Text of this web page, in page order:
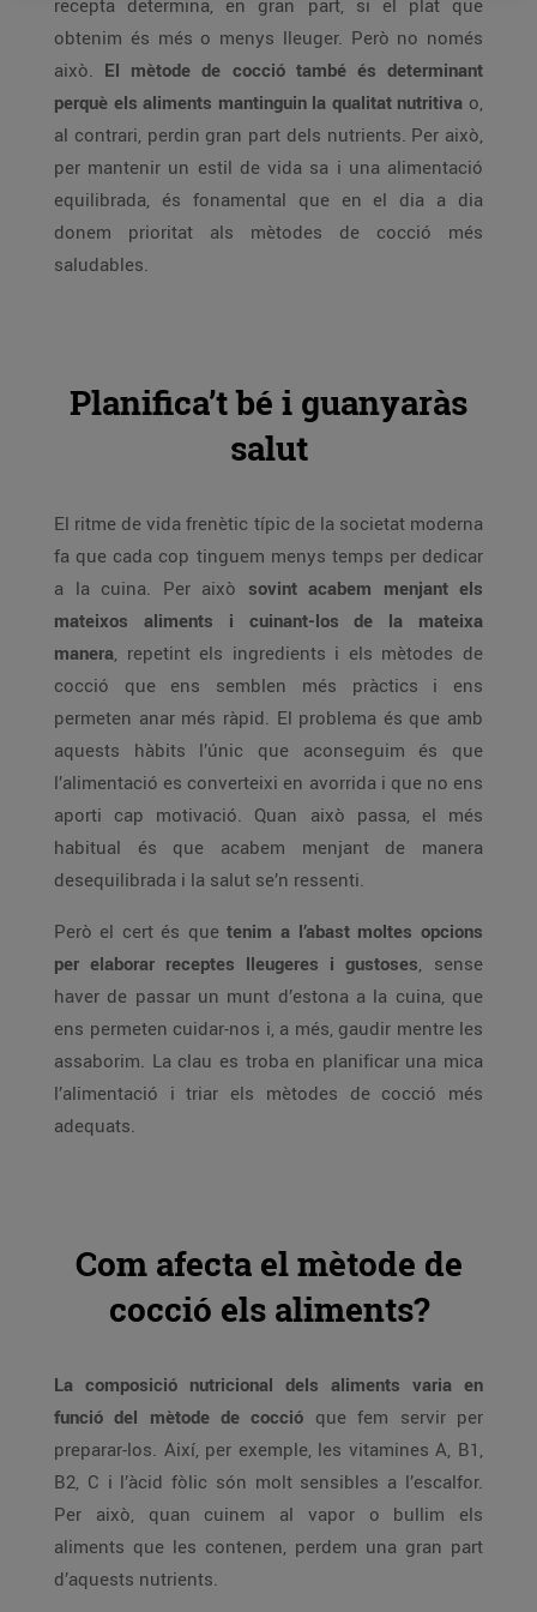
recepta determina, en gran part, si el plat que
obtenim és més o menys lleuger. Però no només
això. El mètode de cocció també és determinant
perquè els aliments mantinguin la qualitat nutritiva o,
al contrari, perdin gran part dels nutrients. Per això,
per mantenir un estil de vida sa i una alimentació
equilibrada, és fonamental que en el dia a dia
donem prioritat als mètodes de cocció més
saludables.
Planifica’t bé i guanyaràs
salut
El ritme de vida frenètic típic de la societat moderna
fa que cada cop tinguem menys temps per dedicar
a la cuina. Per això sovint acabem menjant els
mateixos aliments i cuinant-los de la mateixa
manera, repetint els ingredients i els mètodes de
cocció que ens semblen més pràctics i ens
permeten anar més ràpid. El problema és que amb
aquests hàbits l’únic que aconseguim és que
l’alimentació es converteixi en avorrida i que no ens
aporti cap motivació. Quan això passa, el més
habitual és que acabem menjant de manera
desequilibrada i la salut se’n ressenti.
Però el cert és que tenim a l’abast moltes opcions
per elaborar receptes lleugeres i gustoses, sense
haver de passar un munt d’estona a la cuina, que
ens permeten cuidar-nos i, a més, gaudir mentre les
assaborim. La clau es troba en planificar una mica
l’alimentació i triar els mètodes de cocció més
adequats.
Com afecta el mètode de
cocció els aliments?
La composició nutricional dels aliments varia en
funció del mètode de cocció que fem servir per
preparar-los. Així, per exemple, les vitamines A, B1,
B2, C i l’àcid fòlic són molt sensibles a l’escalfor.
Per això, quan cuinem al vapor o bullim els
aliments que les contenen, perdem una gran part
d’aquests nutrients.